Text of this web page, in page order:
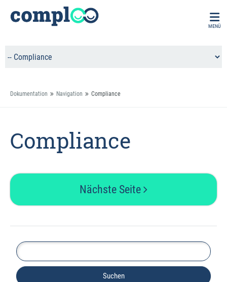
MENÜ
Dokumentation Navigation Compliance
Compliance
Nächste Seite